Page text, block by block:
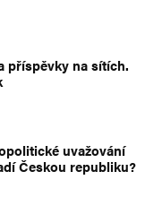
příspěvky na sítích.
uvažování
Českou republiku?